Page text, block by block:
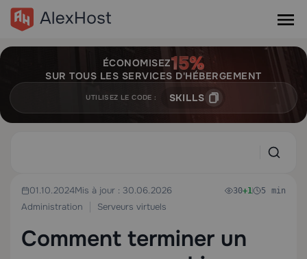
ÉCONOMISEZ
SUR TOUS LES SERVICES D'HÉBERGEMENT
UTILISEZ LE CODE : SKILLS
01.10.2024Mis à jour : 30.06.2026
Administration
Serveurs virtuels
30+1 5 min
Comment terminer un